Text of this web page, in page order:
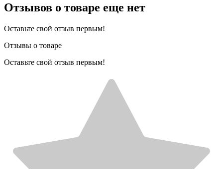
Отзывов о товаре еще нет
Оставьте свой отзыв первым!
Отзывы о товаре
Оставьте свой отзыв первым!